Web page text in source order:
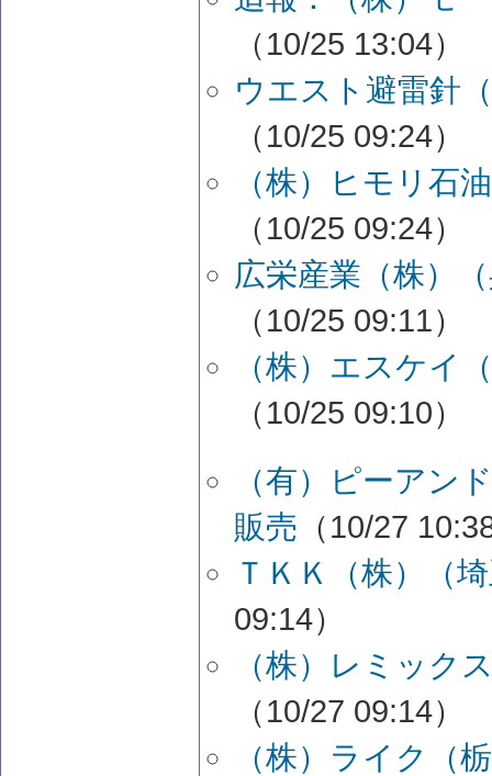
（10/25 13:04）
ウエスト避雷針
（10/25 09:24）
（株）ヒモリ石
（10/25 09:24）
広栄産業（株）
（10/25 09:11）
（株）エスケイ
（10/25 09:10）
（有）ピーアン
販売 （10/27
ＴＫＫ（株）（
09:14）
（株）レミック
（10/27 09:14）
（株）ライク（